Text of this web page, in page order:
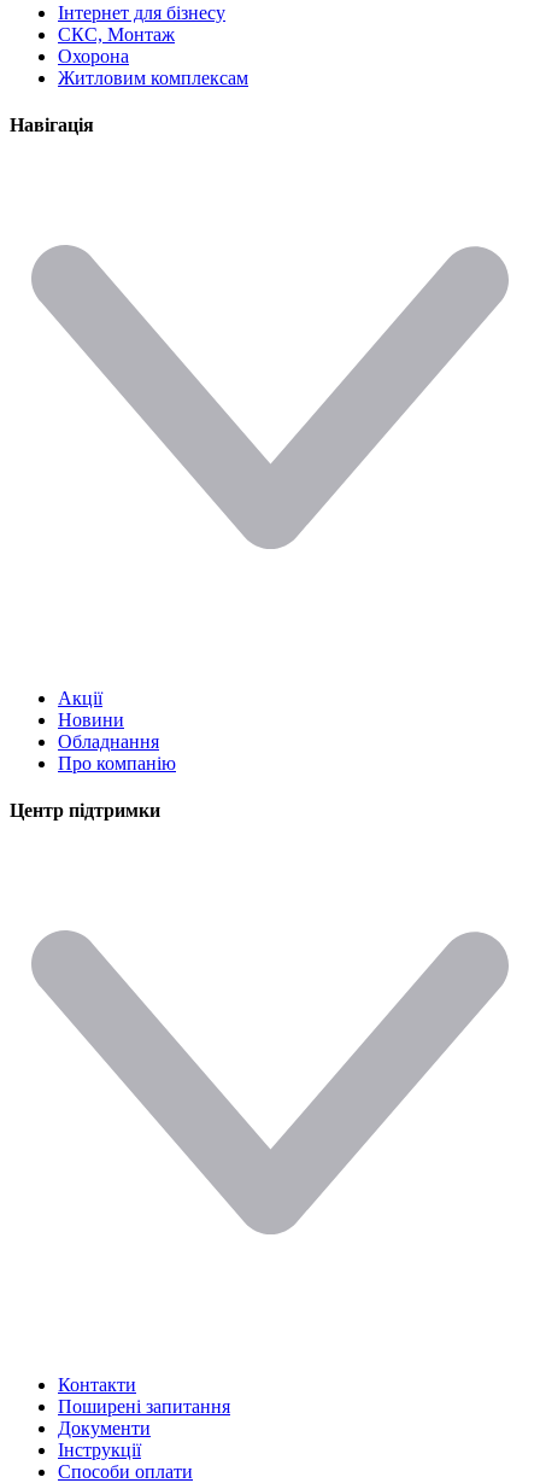
Інтернет для бізнесу
СКС, Монтаж
Охорона
Житловим комплексам
Навігація
Акції
Новини
Обладнання
Про компанію
Центр підтримки
Контакти
Поширені запитання
Документи
Інструкції
Способи оплати